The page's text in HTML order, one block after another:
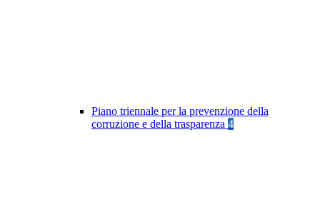
Piano triennale per la prevenzione della
corruzione e della trasparenza 4